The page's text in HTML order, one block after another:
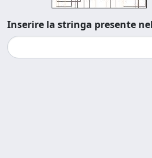
Inserire la stringa presente